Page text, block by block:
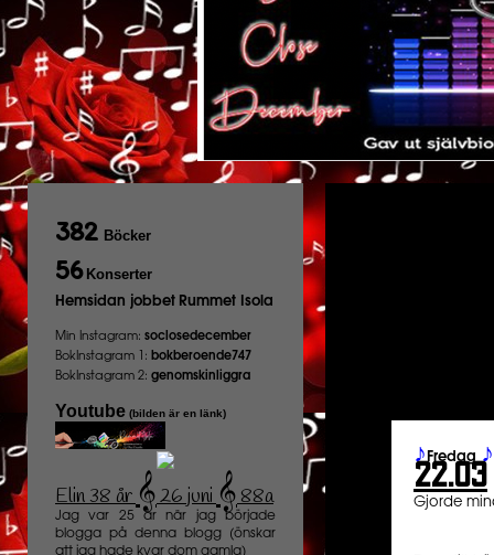
♪Fredag ♪
22.03
Gjorde
382 Böcker
56 Konserter
Hemsidan jobbet Rummet Isola
Min Instagram: soclosedecember
BokInstagram 1: bokberoende747
BokInstagram 2: genomskinliggra
Youtube (bilden är en länk)
Elin 38 år𝄞26 juni𝄞88a
Jag var 25 år när jag började
blogga på denna blogg (önskar
att jag hade kvar dom gamla)